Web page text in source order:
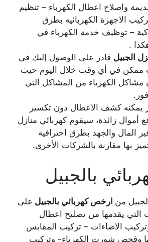
واصلاح اعطال الكهرباء – تنظيم
الاجهزة الكهربائية بطرق
– توظيف خدمة الكهرباء في
.
الجبيل قادر على الوصول إليك في
ممكن في أي وقت خلال اليوم حيث
مشاكل الكهرباء من المشاكل التي
يمكنه كشف الاعطال دون تكسير
أموال زائدة، سيقوم كهربائي منازل
المال والجهد بطرق احترافية
بها مقارنة بالشركات الأخرى.
بالجبيل
من ارخص كهربائي بالجبيل على
التي يقدمها من تصليح اعطال
وتركيب الاضاءات – تركيب المقابس
وفحص شورت الكهرباء- وتركيب